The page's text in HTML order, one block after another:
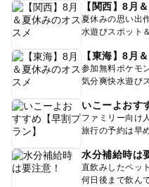
【関西】8月
夏休みの思い出
水遊びスポット
【東海】8月
参加無料ポケモ
気分爽快水遊び
いこーよおす
ファミリー向け
旅行の予約は早
水分補給時は
直飲みしたペッ
何日後まで飲ん